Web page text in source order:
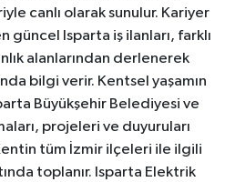
canlı olarak sunulur. Kariyer
güncel Isparta iş ilanları, farklı
alanlarından derlenerek
bilgi verir. Kentsel yaşamın
Büyükşehir Belediyesi ve
projeleri ve duyuruları
tüm İzmir ilçeleri ile ilgili
toplanır. Isparta Elektrik